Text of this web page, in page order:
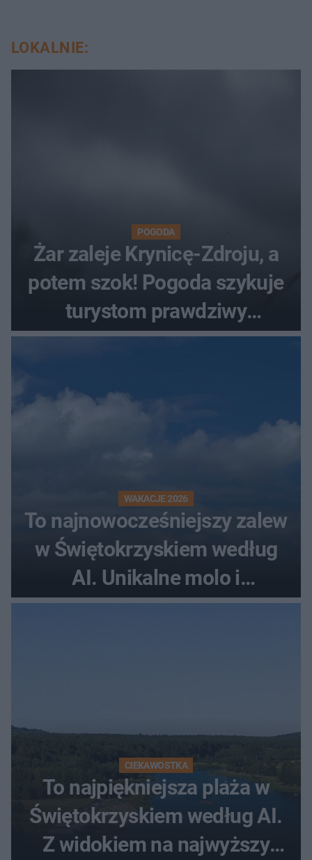
LOKALNIE:
POGODA
Żar zaleje Krynicę-Zdroju, a
potem szok! Pogoda szykuje
turystom prawdziwy
rollercoaster
WAKACJE 2026
To najnowocześniejszy zalew
w Świętokrzyskiem według
AI. Unikalne molo i
promenada
CIEKAWOSTKA
To najpiękniejsza plaża w
Świętokrzyskiem według AI.
Z widokiem na najwyższy